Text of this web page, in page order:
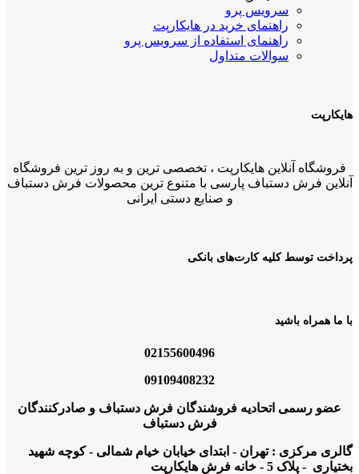
سرویس پرو
راهنمای خرید در هایکارپت
راهنمای استفاده از سرویس پرو
سوالات متداول
هایکارپت
فروشگاه آنلاین هایکارپت ، تخصصی ترین و به روز ترین فروشگاه
آنلاین فرش دستباف پارسی با متنوع ترین محصولات فرش دستباف
و صنایع دستی ایرانی
پرداخت توسط کلیه کارت‌های بانکی
با ما همراه باشید
02155600496
09109408232
عضو رسمی اتحادیه فروشندگان فرش دستباف و صادرکنندگان
فرش دستباف
گالری مرکزی : تهران - ابتدای خیابان خیام شمالی - کوچه شهید
بختیاری - پلاک 5 - خانه فرش هایکارپت